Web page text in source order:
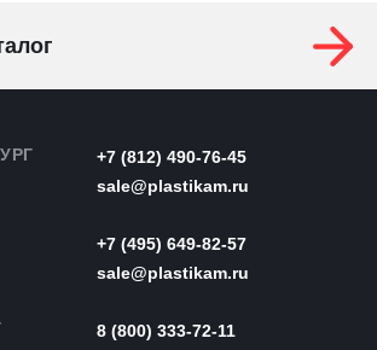
+7 (812) 490-76-45
sale@plastikam.ru
+7 (495) 649-82-57
sale@plastikam.ru
8 (800) 333-72-11